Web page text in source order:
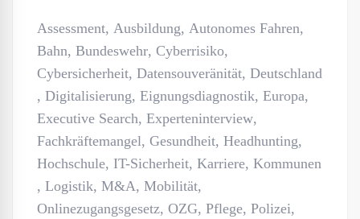
Assessment, Ausbildung, Autonomes Fahren,
Bahn, Bundeswehr, Cyberrisiko,
Cybersicherheit, Datensouveränität, Deutschland
, Digitalisierung, Eignungsdiagnostik, Europa,
Executive Search, Experteninterview,
Fachkräftemangel, Gesundheit, Headhunting,
Hochschule, IT-Sicherheit, Karriere, Kommunen
, Logistik, M&A, Mobilität,
Onlinezugangsgesetz, OZG, Pflege, Polizei,